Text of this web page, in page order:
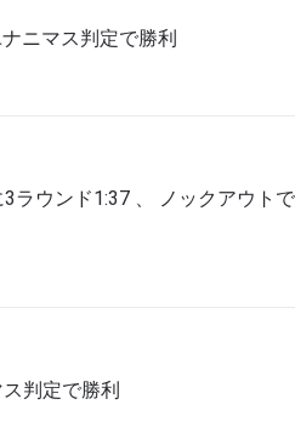
ニマス判定で勝利
3ラウンド1:37 、 ノックアウトで
判定で勝利
配信を停止することができ